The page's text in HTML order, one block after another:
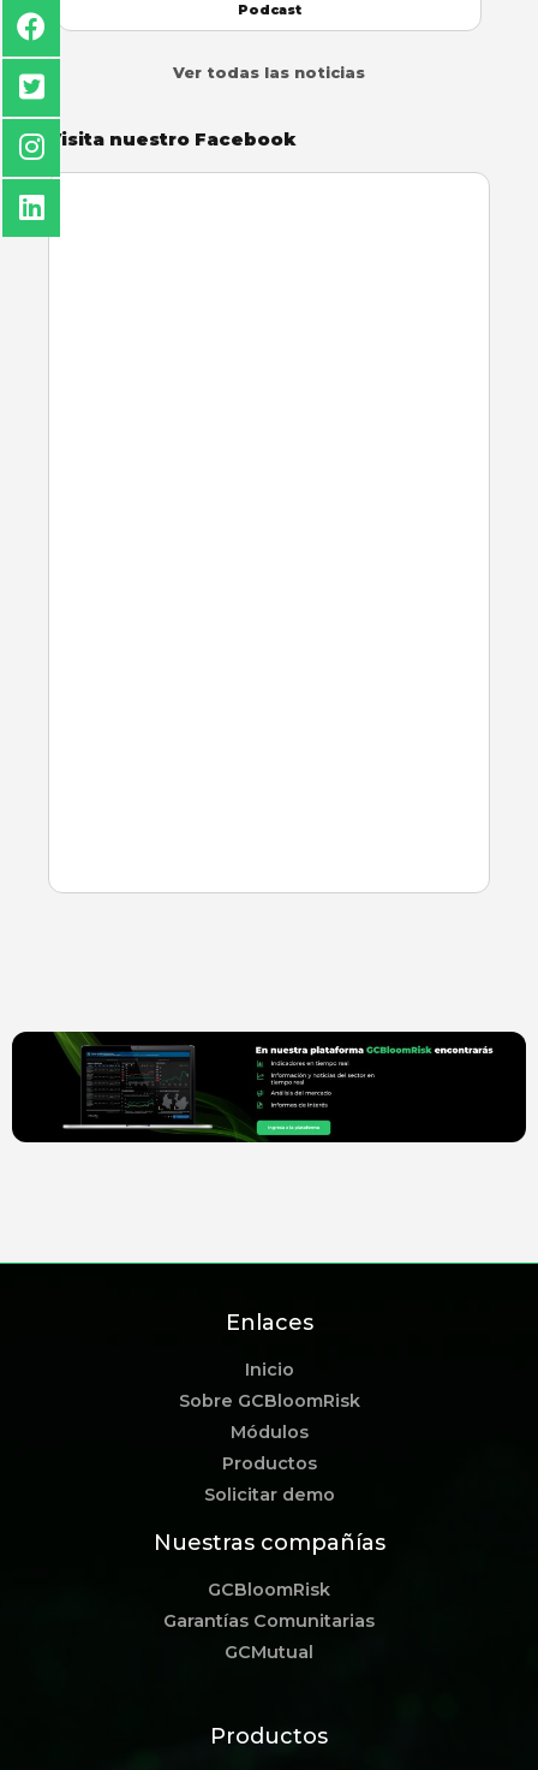
Podcast
Ver todas las noticias
Visita nuestro Facebook
Enlaces
Inicio
Sobre GCBloomRisk
Módulos
Productos
Solicitar demo
Nuestras compañías
GCBloomRisk
Garantías Comunitarias
GCMutual
Productos